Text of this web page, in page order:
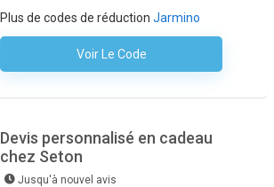
Plus de codes de réduction Jarmino
Voir Le Code
Aucun Code N'est Nécessaire
Devis personnalisé en cadeau
chez Seton
Jusqu'à nouvel avis